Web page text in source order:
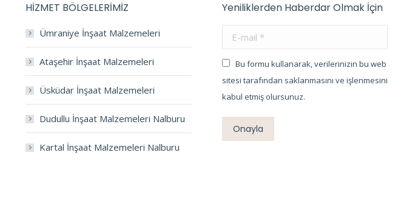
HİZMET BÖLGELERİMİZ
Ümraniye İnşaat Malzemeleri
Ataşehir İnşaat Malzemeleri
Üsküdar İnşaat Malzemeleri
Dudullu İnşaat Malzemeleri Nalburu
Kartal İnşaat Malzemeleri Nalburu
Yeniliklerden Haberdar Olmak İçin
E-mail *
Bu formu kullanarak, verilerinizin bu web
sitesi tarafından saklanmasını ve işlenmesini
kabul etmiş olursunuz.
Onayla